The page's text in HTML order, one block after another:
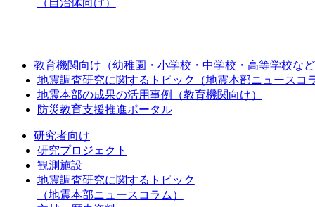
（自治体向け）
教育機関向け（幼稚園・小学校・中学校・高等学校な
地震調査研究に関するトピック（地震本部ニュースコ
地震本部の成果の活用事例（教育機関向け）
防災教育支援推進ポータル
研究者向け
研究プロジェクト
観測施設
地震調査研究に関するトピック
（地震本部ニュースコラム）